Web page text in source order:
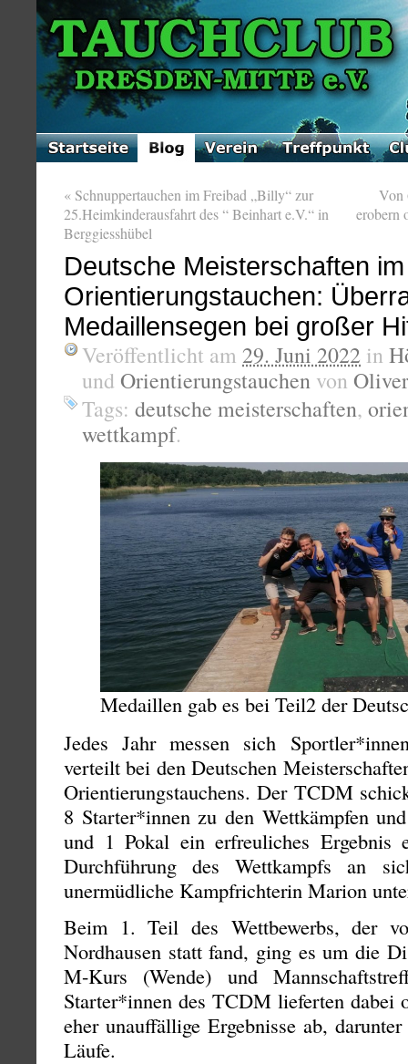
« Schnuppertauchen im Freibad „Billy“ zur
25.Heimkinderausfahrt des “ Beinhart e.V.“ in
Berggiesshübel
Von
erobern
Deutsche Meisterschaften im
Orientierungstauchen:
Medaillensegen bei großer
Veröffentlicht am 29. Juni 2022 in
und Orientierungstauchen von Oliver
Tags: deutsche meisterschaften,
wettkampf.
Medaillen gab es bei Teil2 der
Jedes Jahr messen sich
verteilt bei den Deutschen
Orientierungstauchens. Der TCDM
8 Starter*innen zu den Wettkämpfen
und 1 Pokal ein erfreuliches Ergebnis
Durchführung des Wettkampfs an
unermüdliche Kampfrichterin Marion
Beim 1. Teil des Wettbewerbs, der
Nordhausen statt fand, ging es um die
M-Kurs (Wende) und
Starter*innen des TCDM lieferten dabei
eher unauffällige Ergebnisse ab,
Läufe.